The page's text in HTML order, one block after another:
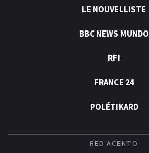
LE NOUVELLISTE
BBC NEWS MUNDO
RFI
FRANCE 24
POLÉTIKARD
RED ACENTO